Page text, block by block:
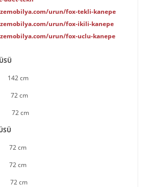
urun/fox-tekli-kanepe
urun/fox-ikili-kanepe
urun/fox-uclu-kanepe
cm
cm
72 cm
cm
cm
72 cm